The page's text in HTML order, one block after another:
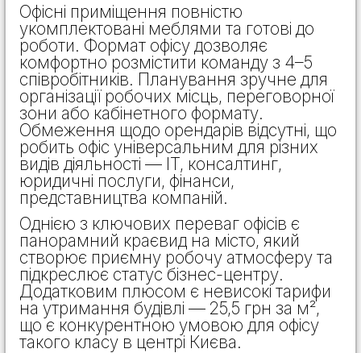
Офісні приміщення повністю
укомплектовані меблями та готові до
роботи. Формат офісу дозволяє
комфортно розмістити команду з 4–5
співробітників. Планування зручне для
організації робочих місць, переговорної
зони або кабінетного формату.
Обмеження щодо орендарів відсутні, що
робить офіс універсальним для різних
видів діяльності — IT, консалтинг,
юридичні послуги, фінанси,
представництва компаній.
Однією з ключових переваг офісів є
панорамний краєвид на місто, який
створює приємну робочу атмосферу та
підкреслює статус бізнес-центру.
Додатковим плюсом є невисокі тарифи
на утримання будівлі — 25,5 грн за м²,
що є конкурентною умовою для офісу
такого класу в центрі Києва.